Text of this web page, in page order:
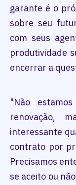
garante é o
sobre seu
com seus
produtividade
encerrar a
"Não
renovação,
interessante
contrato por
Precisamos
se aceito ou